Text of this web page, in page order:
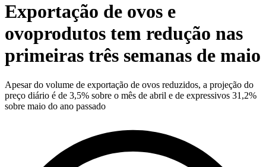
Exportação de ovos e
ovoprodutos tem redução nas
primeiras três semanas de maio
Apesar do volume de exportação de ovos reduzidos, a projeção do
preço diário é de 3,5% sobre o mês de abril e de expressivos 31,2%
sobre maio do ano passado